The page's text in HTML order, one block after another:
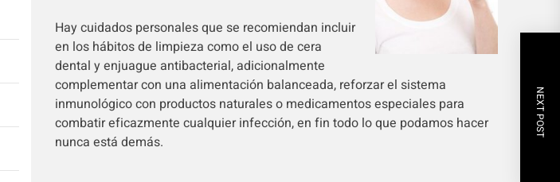
Hay cuidados personales que se recomiendan incluir
en los hábitos de limpieza como el uso de cera
dental y enjuague antibacterial, adicionalmente
complementar con una alimentación balanceada, reforzar el sistema
inmunológico con productos naturales o medicamentos especiales para
combatir eficazmente cualquier infección, en fin todo lo que podamos hacer
nunca está demás.
NEXT POST